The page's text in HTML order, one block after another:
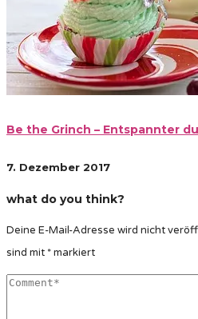
Be the Grinch – Entspannter
7. Dezember 2017
what do you think?
Deine E-Mail-Adresse wird nicht
sind mit *markiert